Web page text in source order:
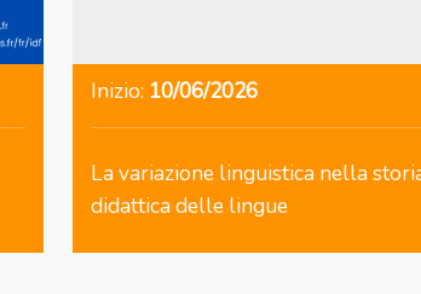
Inizio: 10/06/2026
La variazione linguistica nella
didattica delle lingue